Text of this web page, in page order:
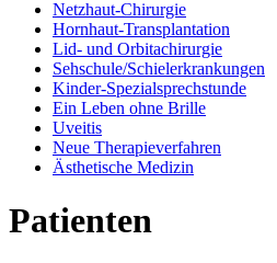
Netzhaut-Chirurgie
Hornhaut-Transplantation
Lid- und Orbitachirurgie
Sehschule/Schielerkrankungen
Kinder-Spezialsprechstunde
Ein Leben ohne Brille
Uveitis
Neue Therapieverfahren
Ästhetische Medizin
Patienten